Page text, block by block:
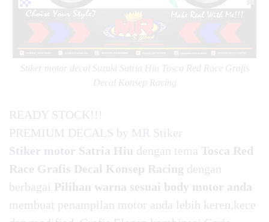
Stiker motor decal Suzuki Satria Hiu Tosca Red Race Grafis
Decal Konsep Racing
READY STOCK!!!
PREMIUM DECALS by MR Stiker
Stiker motor Satria Hiu dengan tema Tosca Red
Race Grafis Decal Konsep Racing dengan
berbagai Pilihan warna sesuai body motor anda
membuat penampilan motor anda lebih keren,kece